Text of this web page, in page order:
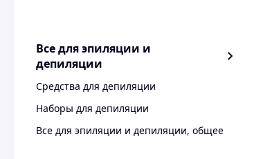
Все для эпиляции и
депиляции
Средства для депиляции
Наборы для депиляции
Все для эпиляции и депиляции, общее